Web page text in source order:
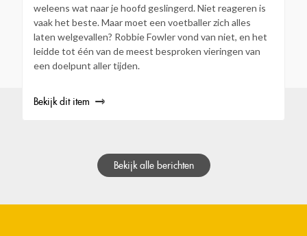
weleens wat naar je hoofd geslingerd. Niet reageren is
vaak het beste. Maar moet een voetballer zich alles
laten welgevallen? Robbie Fowler vond van niet, en het
leidde tot één van de meest besproken vieringen van
een doelpunt aller tijden.
Bekijk dit item
Bekijk alle berichten